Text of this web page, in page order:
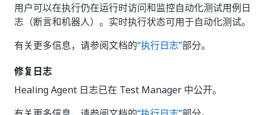
用户可以在执行仍在运行时访问和监控自动化测试用例日
志（断言和机器人）。实时执行状态可用于自动化测试。
有关更多信息，请参阅文档的“执行日志”部分。
修复日志
Healing Agent 日志已在 Test Manager 中公开。